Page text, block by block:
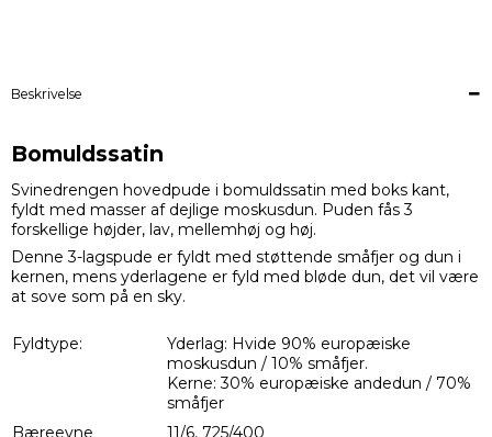
Beskrivelse
Bomuldssatin
Svinedrengen hovedpude i bomuldssatin med boks kant,
fyldt med masser af dejlige moskusdun. Puden fås 3
forskellige højder, lav, mellemhøj og høj.
Denne 3-lagspude er fyldt med støttende småfjer og dun i
kernen, mens yderlagene er fyld med bløde dun, det vil være
at sove som på en sky.
Fyldtype:
Yderlag: Hvide 90% europæiske
moskusdun / 10% småfjer.
Kerne: 30% europæiske andedun / 70%
småfjer
Bæreevne
11/6, 725/400